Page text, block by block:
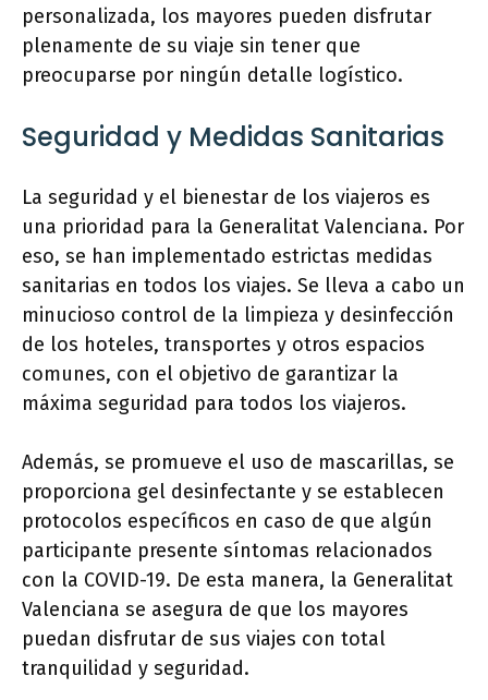
personalizada, los mayores pueden disfrutar
plenamente de su viaje sin tener que
preocuparse por ningún detalle logístico.
Seguridad y Medidas Sanitarias
La seguridad y el bienestar de los viajeros es
una prioridad para la Generalitat Valenciana. Por
eso, se han implementado estrictas medidas
sanitarias en todos los viajes. Se lleva a cabo un
minucioso control de la limpieza y desinfección
de los hoteles, transportes y otros espacios
comunes, con el objetivo de garantizar la
máxima seguridad para todos los viajeros.
Además, se promueve el uso de mascarillas, se
proporciona gel desinfectante y se establecen
protocolos específicos en caso de que algún
participante presente síntomas relacionados
con la COVID-19. De esta manera, la Generalitat
Valenciana se asegura de que los mayores
puedan disfrutar de sus viajes con total
tranquilidad y seguridad.